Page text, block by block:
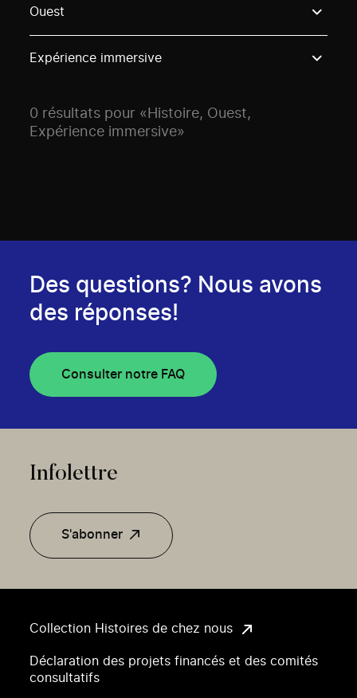
Ouest
Expérience immersive
0 résultats pour «Histoire, Ouest,
Expérience immersive»
Collection Histoires de chez nous
Déclaration des projets financés et des comités
consultatifs
Des questions? Nous avons
des réponses!
Consulter notre FAQ
Infolettre
S'abonner